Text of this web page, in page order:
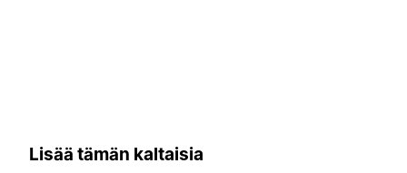
Lisää tämän kaltaisia